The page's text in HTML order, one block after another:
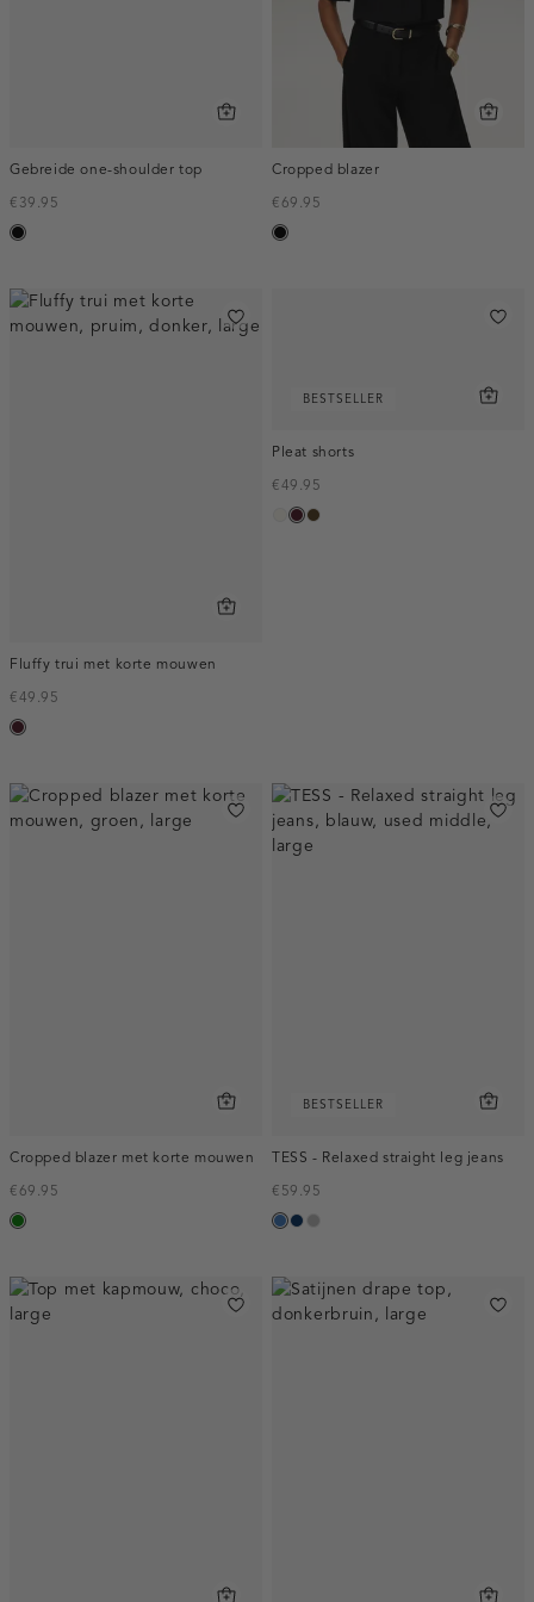
Gebreide one-shoulder top
€39.95
zwart
Cropped blazer
€69.95
zwart
Fluffy trui met korte mouwen
€49.95
pruim,
BESTSELLER
Pleat shorts
€49.95
creme,
pruim,
toffee
Cropped blazer met korte mouwen
€69.95
groen
BESTSELLER
TESS - Relaxed straight leg jeans
€59.95
blauw,
middle
blauw,
dark
grijs,